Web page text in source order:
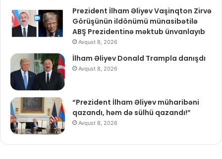
Prezident İlham Əliyev Vaşinqton Zirvə
Görüşünün ildönümü münasibətilə
ABŞ Prezidentinə məktub ünvanlayıb
Avqust 8, 2026
İlham Əliyev Donald Trampla danışdı
Avqust 8, 2026
“Prezident İlham Əliyev müharibəni
qazandı, həm də sülhü qazandı!”
Avqust 8, 2026